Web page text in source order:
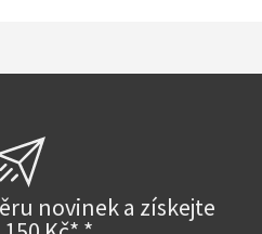
novinek a získejte